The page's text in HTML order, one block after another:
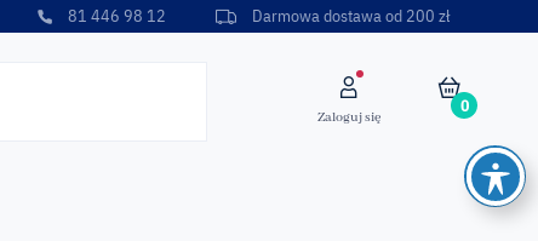
81 446 98 12 Darmowa dostawa od 200 zł
Zaloguj się
0